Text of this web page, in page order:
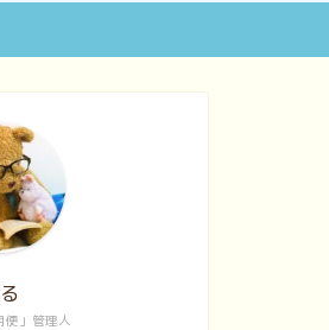
便」管理人